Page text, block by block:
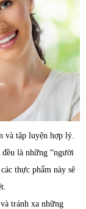
và tập luyện hợp lý.
là những “người
thực phẩm này sẽ
tránh xa những